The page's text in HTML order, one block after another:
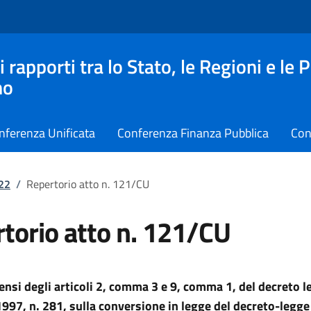
tra lo Stato, le Regioni e le
Unificata Conferenza Finanza Pubblica
/ Repertorio atto n. 121/CU
atto n. 121/CU
degli articoli 2, comma 3 e 9, comma 1, del decreto
n. 281, sulla conversione in legge del decreto-